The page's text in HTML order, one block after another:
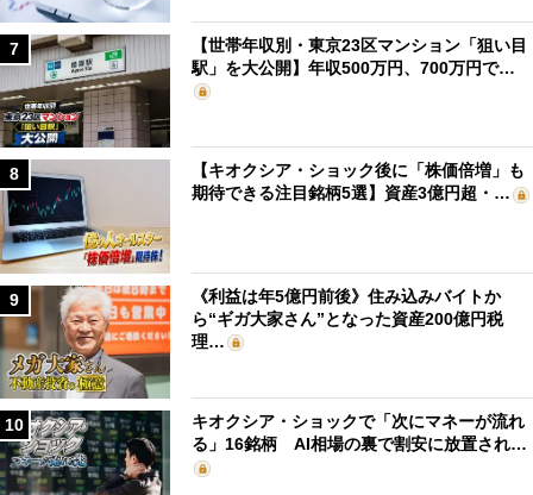
7
【世帯年収別・東京23区マンション「狙い目
駅」を大公開】年収500万円、700万円で…
8
【キオクシア・ショック後に「株価倍増」も
期待できる注目銘柄5選】資産3億円超・…
9
《利益は年5億円前後》住み込みバイトか
ら“ギガ大家さん”となった資産200億円税
理…
10
キオクシア・ショックで「次にマネーが流れ
る」16銘柄 AI相場の裏で割安に放置され…